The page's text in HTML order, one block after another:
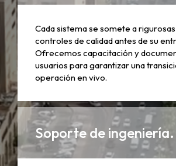
Cada sistema se somete a
controles de calidad antes de su
Ofrecemos capacitación y
usuarios para garantizar una
operación en vivo.
Soporte de ingeniería.